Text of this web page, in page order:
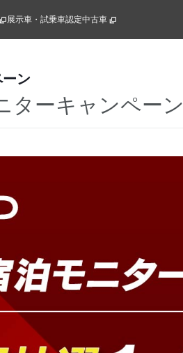
展示車・試乗車認定中古車
ン
ーキャンペーン